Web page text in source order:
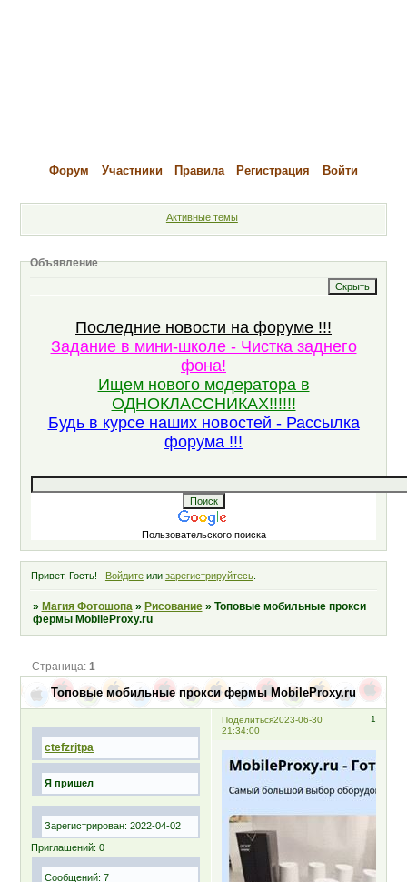
Форум Участники Правила Регистрация Войти
Активные темы
Объявление
Последние новости на форуме !!!
Задание в мини-школе - Чистка заднего
фона!
Ищем нового модератора в
ОДНОКЛАССНИКАХ!!!!!!
Будь в курсе наших новостей - Рассылка
форума !!!
Пользовательского поиска
Привет, Гость! Войдитеили зарегистрируйтесь.
» Магия Фотошопа » Рисование » Топовые мобильные прокси
фермы MobileProxy.ru
Топовые мобильные прокси фермы MobileProxy.ru
Страница: 1
Поделиться 1
2023-06-30
21:34:00
ctefzrjtpa
Я пришел
Зарегистрирован: 2022-04-02
Приглашений: 0
Сообщений: 7